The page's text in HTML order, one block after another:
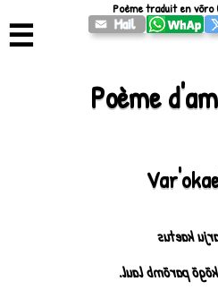
☰
Poème
Su varju
Omgi minu kõgõ
Poème traduit en